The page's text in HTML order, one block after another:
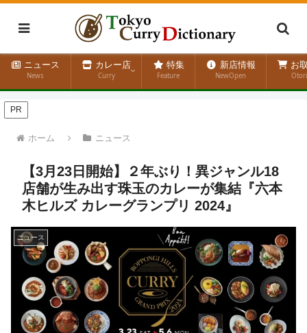
ニュース
News
カレー店
Curry
特集
Feature
新店情報
NewOpen
お
PR
ホーム ニュース
【3月23日開始】２年ぶり！異ジャンル18
店舗が生み出す珠玉のカレーが集結『六本
木ヒルズ カレーグランプリ 2024』
ニュース